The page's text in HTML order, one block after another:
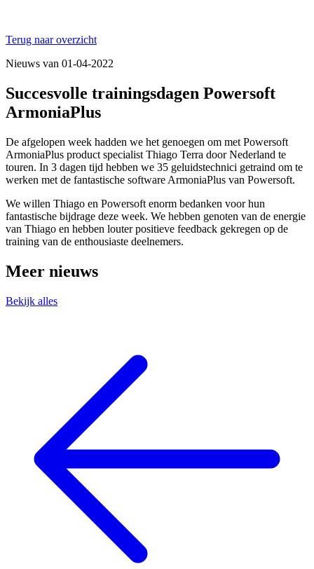
Terug naar overzicht
Nieuws van 01-04-2022
Succesvolle trainingsdagen Powersoft
ArmoniaPlus
De afgelopen week hadden we het genoegen om met Powersoft
ArmoniaPlus product specialist Thiago Terra door Nederland te
touren. In 3 dagen tijd hebben we 35 geluidstechnici getraind om te
werken met de fantastische software ArmoniaPlus van Powersoft.
We willen Thiago en Powersoft enorm bedanken voor hun
fantastische bijdrage deze week. We hebben genoten van de energie
van Thiago en hebben louter positieve feedback gekregen op de
training van de enthousiaste deelnemers.
Meer nieuws
Bekijk alles